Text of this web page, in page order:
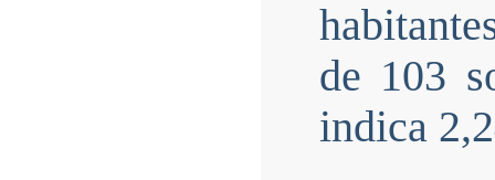
de 103
indica